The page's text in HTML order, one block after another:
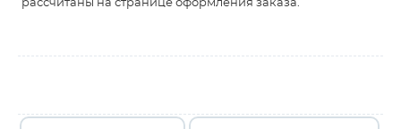
рассчитаны на странице оформления заказа.